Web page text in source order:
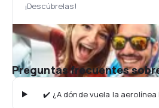
¡Descúbrelas!
Preguntas frecuentes
✔️ ¿A dónde vuela la aerolínea